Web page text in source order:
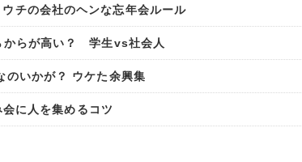
チの会社のヘンな忘年会ルール
からが高い？ 学生vs社会人
のいかが？ ウケた余興集
に人を集めるコツ